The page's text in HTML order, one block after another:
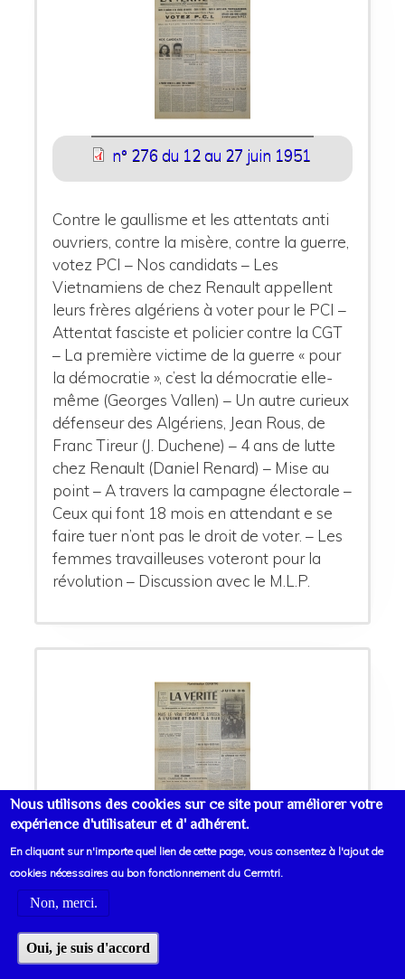
Nous utilisons des cookies sur ce site pour améliorer votre
expérience d'utilisateur et d' adhérent.
En cliquant sur n'importe quel lien de cette page, vous consentez à l'ajout de
cookies nécessaires au bon fonctionnement du Cermtri.
Non, merci.
Oui, je suis d'accord
n° 276 du 12 au 27 juin 1951
Contre le gaullisme et les attentats anti
ouvriers, contre la misère, contre la guerre,
votez PCI – Nos candidats – Les
Vietnamiens de chez Renault appellent
leurs frères algériens à voter pour le PCI –
Attentat fasciste et policier contre la CGT
– La première victime de la guerre « pour
la démocratie », c’est la démocratie elle-
même (Georges Vallen) – Un autre curieux
défenseur des Algériens, Jean Rous, de
Franc Tireur (J. Duchene) – 4 ans de lutte
chez Renault (Daniel Renard) – Mise au
point – A travers la campagne électorale –
Ceux qui font 18 mois en attendant e se
faire tuer n’ont pas le droit de voter. – Les
femmes travailleuses voteront pour la
révolution – Discussion avec le M.L.P.
n° 277 du 21 juin au 4 juillet 1951
La bourgeoisie a réussi son escroquerie
électorale, mais le vrai combat se livrera à
l’usine et dans la rue – 11500 voix pour le